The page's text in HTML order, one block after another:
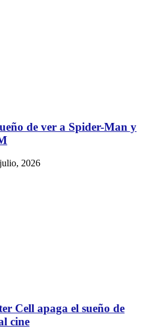
de ver a Spider-Man y
2026
Cell apaga el sueño de
cine